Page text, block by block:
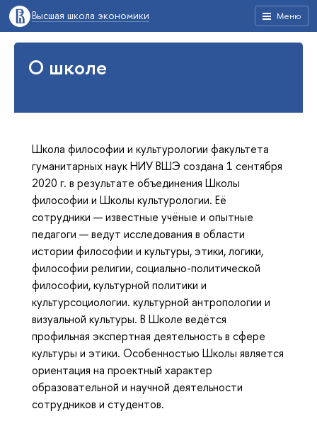
Меню
Высшая школа экономики
О школе
Школа философии и культурологии факультета
гуманитарных наук НИУ ВШЭ создана 1 сентября
2020 г. в результате объединения Школы
философии и Школы культурологии. Её
сотрудники — известные учёные и опытные
педагоги — ведут исследования в области
истории философии и культуры, этики, логики,
философии религии, социально-политической
философии, культурной политики и
культурсоциологии. культурной антропологии и
визуальной культуры. В Школе ведётся
профильная экспертная деятельность в сфере
культуры и этики. Особенностью Школы является
ориентация на проектный характер
образовательной и научной деятельности
сотрудников и студентов.